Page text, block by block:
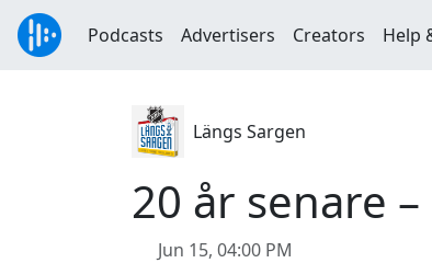
Podcasts Advertisers Creators Help
Längs Sargen
20 år senare
Jun 15, 04:00 PM